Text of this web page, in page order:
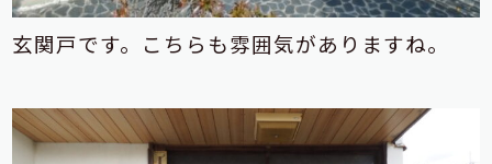
玄関戸です。こちらも雰囲気がありますね。